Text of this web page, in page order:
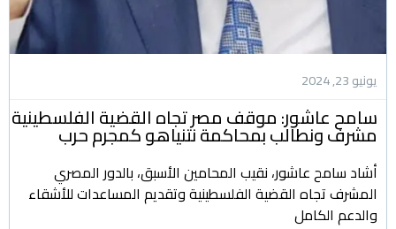
يونيو 23, 2024
سامح عاشور: موقف مصر تجاه القضية الفلسطينية
مشرف ونطالب بمحاكمة نتنياهو كمجرم حرب
أشاد سامح عاشور، نقيب المحامين الأسبق، بالدور المصري
المشرف تجاه القضية الفلسطينية وتقديم المساعدات للأشقاء
والدعم الكامل